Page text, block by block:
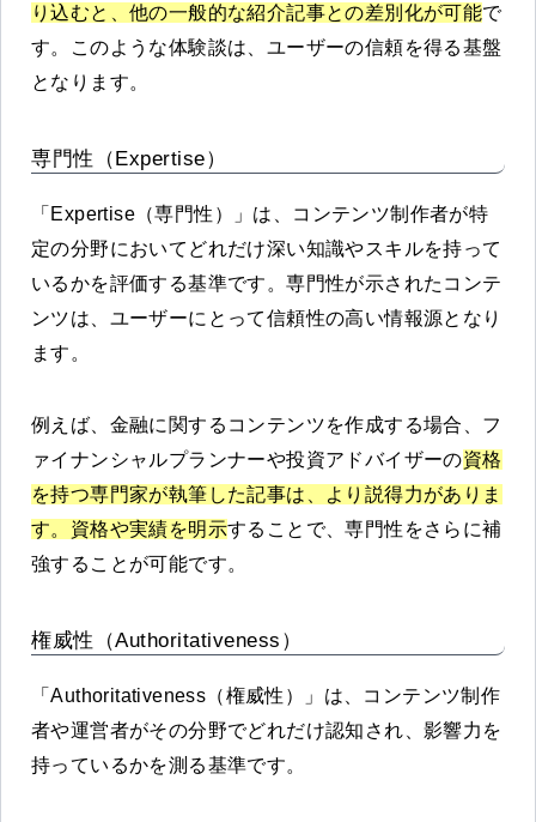
り込むと、他の一般的な紹介記事との差別化が可能で
す。このような体験談は、ユーザーの信頼を得る基盤
となります。
専門性（Expertise）
「Expertise（専門性）」は、コンテンツ制作者が特
定の分野においてどれだけ深い知識やスキルを持って
いるかを評価する基準です。専門性が示されたコンテ
ンツは、ユーザーにとって信頼性の高い情報源となり
ます。
例えば、金融に関するコンテンツを作成する場合、フ
ァイナンシャルプランナーや投資アドバイザーの資格
を持つ専門家が執筆した記事は、より説得力がありま
す。資格や実績を明示することで、専門性をさらに補
強することが可能です。
権威性（Authoritativeness）
「Authoritativeness（権威性）」は、コンテンツ制作
者や運営者がその分野でどれだけ認知され、影響力を
持っているかを測る基準です。